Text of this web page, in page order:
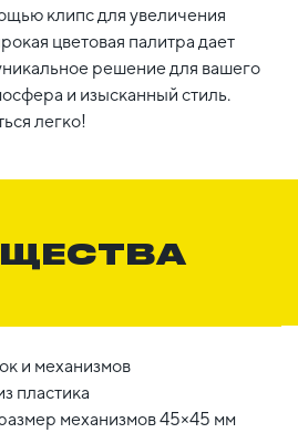
клипс для увеличения
цветовая палитра дает
решение для вашего
и изысканный стиль.
легко!
и механизмов
пластика
механизмов 45×45 мм